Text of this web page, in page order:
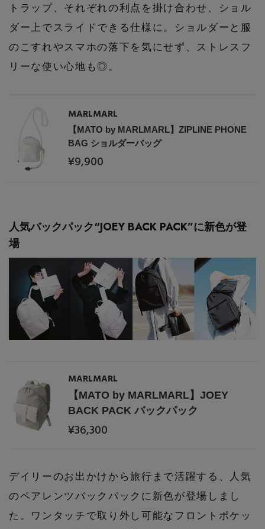
Stay inthe Loop
ELLE SHOP 公式アプリ
トラップ、それぞれの利点を掛け合わせ、ショル
ダー上でスライドできる仕様に。ショルダーと服
のこすれやスマホの落下を気にせず、ストレスフ
リーな使い心地も◎。
MARLMARL
【MATO by MARLMARL】ZIPLINE PHONE
BAG ショルダーバッグ
¥9,900
人気バックパック“JOEY BACK PACK”に新色が登
場
MARLMARL
【MATO by MARLMARL】JOEY
BACK PACK バックパック
¥36,300
デイリーのお出かけから旅行まで活躍する、人気
のペアレンツバックパックに新色が登場しまし
た。ワンタッチで取り外し可能なフロントポケッ